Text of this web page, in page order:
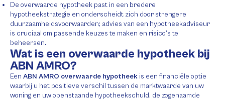
De overwaarde hypotheek past in een bredere
hypotheekstrategie en onderscheidt zich door strengere
duurzaamheidsvoorwaarden; advies van een hypotheekadviseur
is cruciaal om passende keuzes te maken en risico’s te
beheersen.
Wat is een overwaarde hypotheek bij
ABN AMRO?
Een ABN AMRO overwaarde hypotheek is een financiële optie
waarbij u het positieve verschil tussen de marktwaarde van uw
woning en uw openstaande hypotheekschuld, de zogenaamde